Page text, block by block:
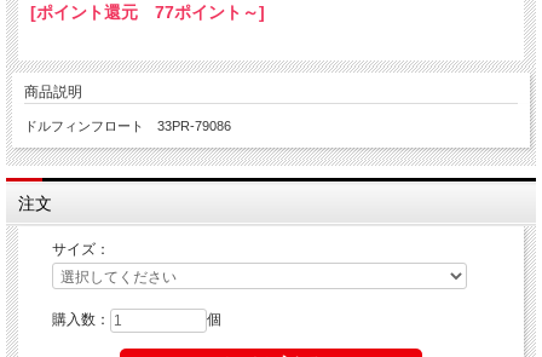
[ポイント還元 77ポイント～]
商品説明
ドルフィンフロート 33PR-79086
注文
サイズ：
購入数： 個